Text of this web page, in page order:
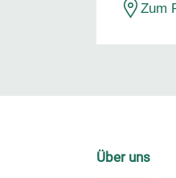
Zum
Über uns